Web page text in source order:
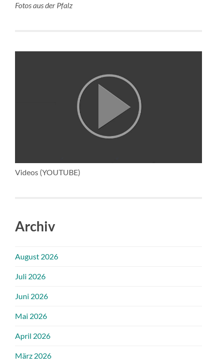
Fotos aus der Pfalz
Videos (YOUTUBE)
Archiv
August 2026
Juli 2026
Juni 2026
Mai 2026
April 2026
März 2026